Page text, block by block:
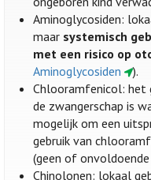
Aminoglycosiden:
maar systemisch
met een risico op
Aminoglycosiden
).
Chlooramfenicol: het
de zwangerschap is
mogelijk om een
gebruik van
(geen of
Chinolonen: lokaal